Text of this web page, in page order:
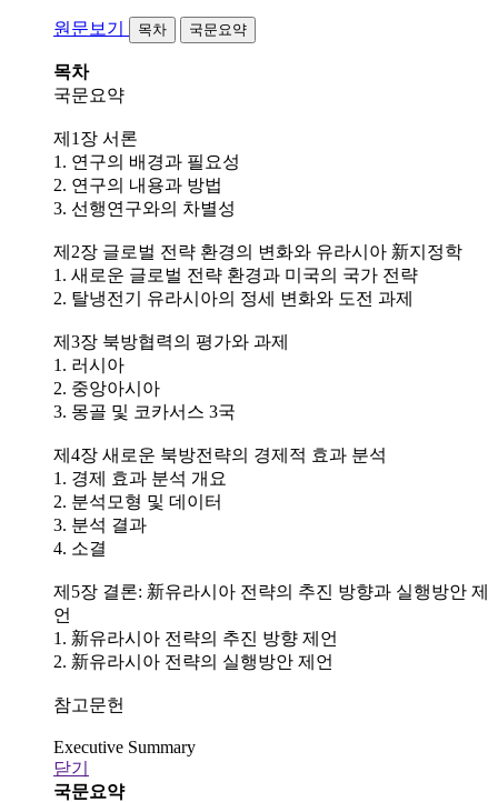
원문보기 목차 국문요약
목차
국문요약
제1장 서론
1. 연구의 배경과 필요성
2. 연구의 내용과 방법
3. 선행연구와의 차별성
제2장 글로벌 전략 환경의 변화와 유라시아 新지정학
1. 새로운 글로벌 전략 환경과 미국의 국가 전략
2. 탈냉전기 유라시아의 정세 변화와 도전 과제
제3장 북방협력의 평가와 과제
1. 러시아
2. 중앙아시아
3. 몽골 및 코카서스 3국
제4장 새로운 북방전략의 경제적 효과 분석
1. 경제 효과 분석 개요
2. 분석모형 및 데이터
3. 분석 결과
4. 소결
제5장 결론: 新유라시아 전략의 추진 방향과 실행방안 제
언
1. 新유라시아 전략의 추진 방향 제언
2. 新유라시아 전략의 실행방안 제언
참고문헌
Executive Summary
닫기
국문요약